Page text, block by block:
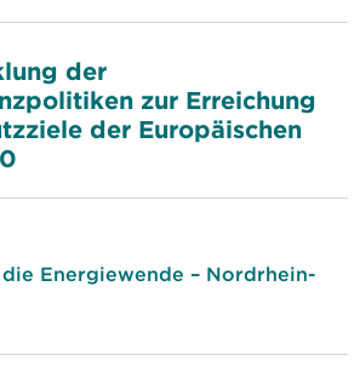
der
zur Erreichung
der Europäischen
Energiewende – Nordrhein-